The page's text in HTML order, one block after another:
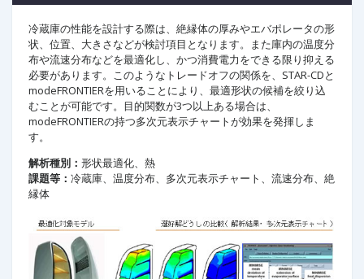
冷蔵庫の性能を設計する際は、絶縁体の厚みやエバポレータの形
状、位置、大きさなどが検討項目となります。また庫内の温度分
布や流速分布などを最適化し、かつ消費電力をできる限り抑える
必要があります。このようなトレードオフの関係を、STAR-CDと
modeFRONTIERを用いることにより、最適形状の候補を絞り込
むことが可能です。目的関数が3つ以上ある場合は、
modeFRONTIERの持つ多次元表示チャートが効果を発揮しま
す。
解析種別： 形状最適化、熱
課題等： 冷蔵庫、温度分布、多次元表示チャート、流速分布、絶
縁体